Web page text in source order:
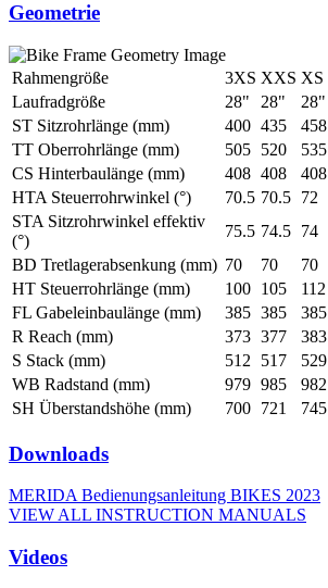
Geometrie
Rahmengröße 3XS XXS XS
Laufradgröße
28" 28" 28"
ST Sitzrohrlänge (mm)
400 435 458
TT Oberrohrlänge (mm)
505 520 535
CS Hinterbaulänge (mm)
408 408 408
HTA Steuerrohrwinkel (°)
70.5 70.5 72
STA Sitzrohrwinkel effektiv
(°)
75.5 74.5 74
BD Tretlagerabsenkung (mm) 70 70 70
HT Steuerrohrlänge (mm)
100 105 112
FL Gabeleinbaulänge (mm)
385 385 385
R Reach (mm)
373 377 383
S Stack (mm)
512 517 529
WB Radstand (mm)
979 985 982
SH Überstandshöhe (mm)
700 721 745
Downloads
MERIDA Bedienungsanleitung BIKES 2023
VIEW ALL INSTRUCTION MANUALS
Videos